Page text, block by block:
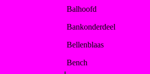
Balhoofd
Bankonderdeel
Bellenblaas
Bench